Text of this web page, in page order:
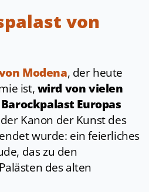
von
Modena, der heute
ist,wird von vielen
Europas
Kanon der Kunst des
wurde: ein feierliches
das zu den
des alten